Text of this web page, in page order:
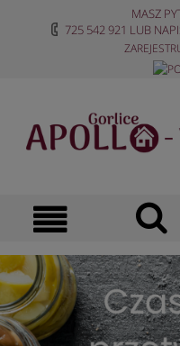
MASZ
725 542 921 LUB